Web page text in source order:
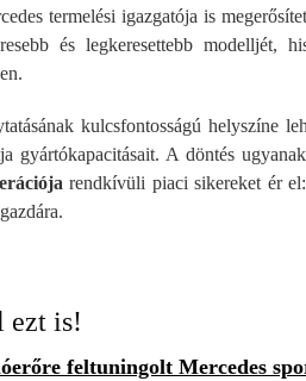
termelési igazgatója is
és legkeresettebb modelljét,
kulcsfontosságú helyszíne
gyártókapacitásait. A döntés
rendkívüli piaci sikereket ér
ezt is!
feltuningolt Mercedes